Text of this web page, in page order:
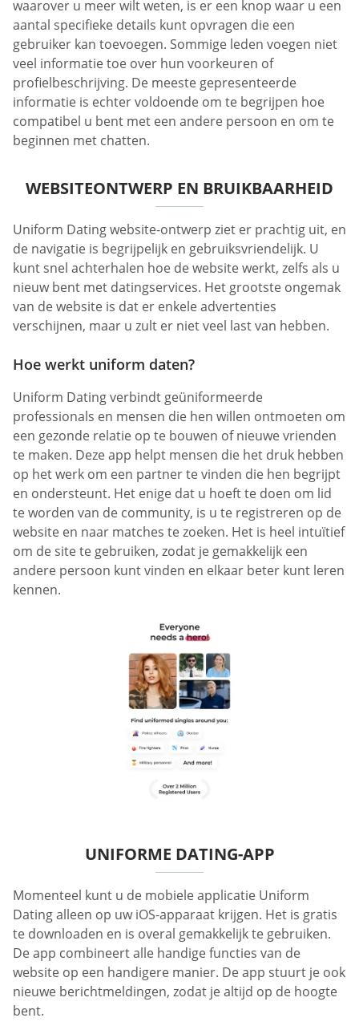
waarover u meer wilt weten, is er een knop waar u een
aantal specifieke details kunt opvragen die een
gebruiker kan toevoegen. Sommige leden voegen niet
veel informatie toe over hun voorkeuren of
profielbeschrijving. De meeste gepresenteerde
informatie is echter voldoende om te begrijpen hoe
compatibel u bent met een andere persoon en om te
beginnen met chatten.
WEBSITEONTWERP EN BRUIKBAARHEID
Uniform Dating website-ontwerp ziet er prachtig uit, en
de navigatie is begrijpelijk en gebruiksvriendelijk. U
kunt snel achterhalen hoe de website werkt, zelfs als u
nieuw bent met datingservices. Het grootste ongemak
van de website is dat er enkele advertenties
verschijnen, maar u zult er niet veel last van hebben.
Hoe werkt uniform daten?
Uniform Dating verbindt geüniformeerde
professionals en mensen die hen willen ontmoeten om
een gezonde relatie op te bouwen of nieuwe vrienden
te maken. Deze app helpt mensen die het druk hebben
op het werk om een partner te vinden die hen begrijpt
en ondersteunt. Het enige dat u hoeft te doen om lid
te worden van de community, is u te registreren op de
website en naar matches te zoeken. Het is heel intuïtief
om de site te gebruiken, zodat je gemakkelijk een
andere persoon kunt vinden en elkaar beter kunt leren
kennen.
UNIFORME DATING-APP
Momenteel kunt u de mobiele applicatie Uniform
Dating alleen op uw iOS-apparaat krijgen. Het is gratis
te downloaden en is overal gemakkelijk te gebruiken.
De app combineert alle handige functies van de
website op een handigere manier. De app stuurt je ook
nieuwe berichtmeldingen, zodat je altijd op de hoogte
bent.